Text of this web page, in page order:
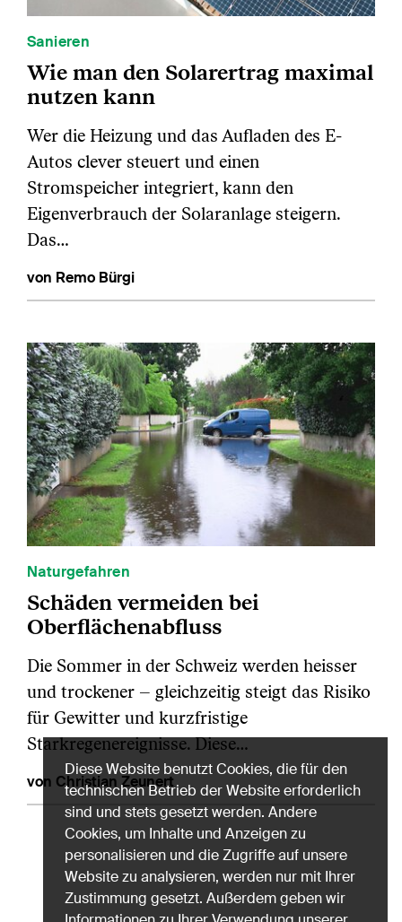
Sanieren
Wie man den Solarertrag maximal
nutzen kann
Wer die Heizung und das Aufladen des E-
Autos clever steuert und einen
Stromspeicher integriert, kann den
Eigenverbrauch der Solaranlage steigern.
Das…
von Remo Bürgi
Naturgefahren
Schäden vermeiden bei
Oberflächenabfluss
Die Sommer in der Schweiz werden heisser
und trockener – gleichzeitig steigt das Risiko
für Gewitter und kurzfristige
Starkregenereignisse. Diese…
von Christian Zeunert
Diese Website benutzt Cookies, die für den
technischen Betrieb der Website erforderlich
sind und stets gesetzt werden. Andere
Cookies, um Inhalte und Anzeigen zu
personalisieren und die Zugriffe auf unsere
Website zu analysieren, werden nur mit Ihrer
Zustimmung gesetzt. Außerdem geben wir